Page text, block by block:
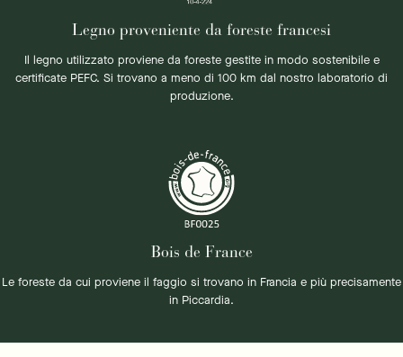
Legno proveniente da foreste francesi
Il legno utilizzato proviene da foreste gestite in modo sostenibile e
certificate PEFC. Si trovano a meno di 100 km dal nostro laboratorio di
produzione.
Bois de France
Le foreste da cui proviene il faggio si trovano in Francia e più precisamente
in Piccardia.